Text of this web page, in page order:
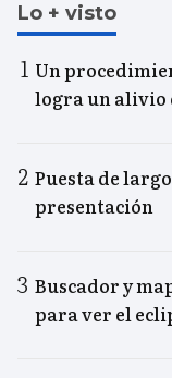
Lo + visto
Un
logra un
Puesta de
presentación
Buscador y
para ver el